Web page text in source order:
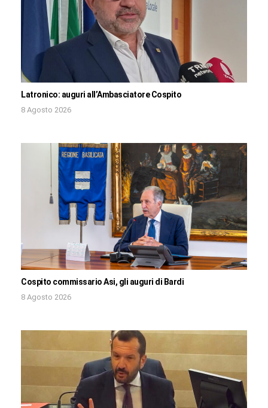
Latronico: auguri all’Ambasciatore Cospito
8 Agosto 2026
Cospito commissario Asi, gli auguri di Bardi
8 Agosto 2026